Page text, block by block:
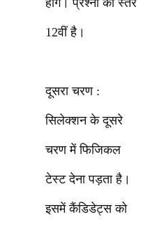
होंगे। प्रश्नों का स्तर
12वीं है।
दूसरा चरण :
सिलेक्शन के दूसरे
चरण में फिजिकल
टेस्ट देना पड़ता है।
इसमें कैंडिडेट्स को